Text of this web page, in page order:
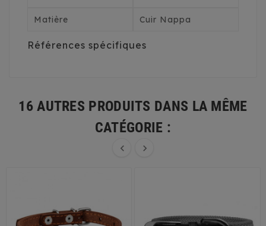
Matière Cuir Nappa
Références spécifiques
16 AUTRES PRODUITS DANS LA MÊME
CATÉGORIE :
 